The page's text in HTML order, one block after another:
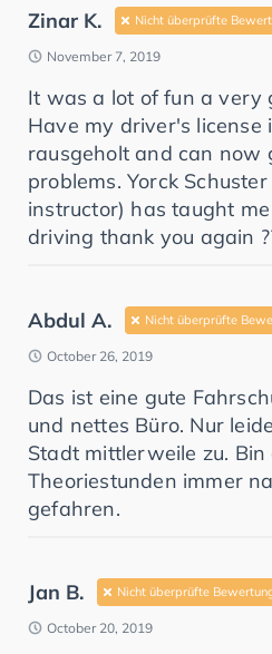
Zinar K. Nicht überprüfte
November 7, 2019
It was a lot of fun a very
Have my driver's
rausgeholt and can now
problems. Yorck
instructor) has taught
driving thank you again
Abdul A. Nicht überprüfte
October 26, 2019
Das ist eine gute
und nettes Büro. Nur
Stadt mittlerweile zu.
Theoriestunden immer
gefahren.
Jan B. Nicht überprüfte
October 20, 2019